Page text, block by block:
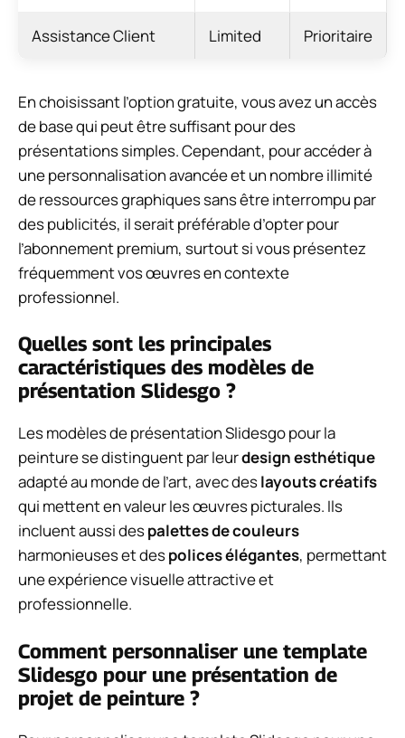
Assistance Client Limited Prioritaire
En choisissant l’option gratuite, vous avez un accès
de base qui peut être suffisant pour des
présentations simples. Cependant, pour accéder à
une personnalisation avancée et un nombre illimité
de ressources graphiques sans être interrompu par
des publicités, il serait préférable d’opter pour
l’abonnement premium, surtout si vous présentez
fréquemment vos œuvres en contexte
professionnel.
Quelles sont les principales
caractéristiques des modèles de
présentation Slidesgo ?
Les modèles de présentation Slidesgo pour la
peinture se distinguent par leurdesign esthétique
adapté au monde de l’art, avec deslayouts créatifs
qui mettent en valeur les œuvres picturales. Ils
incluent aussi despalettes de couleurs
harmonieuses et despolices élégantes, permettant
une expérience visuelle attractive et
professionnelle.
Comment personnaliser une template
Slidesgo pour une présentation de
projet de peinture ?